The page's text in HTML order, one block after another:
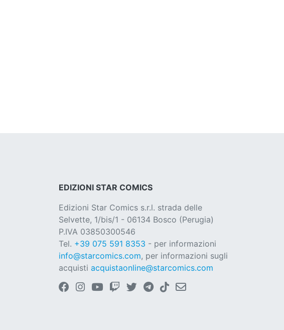
EDIZIONI STAR COMICS
Edizioni Star Comics s.r.l. strada delle
Selvette, 1/bis/1 - 06134 Bosco (Perugia)
P.IVA 03850300546
Tel. +39 075 591 8353 - per informazioni
info@starcomics.com, per informazioni sugli
acquisti acquistaonline@starcomics.com